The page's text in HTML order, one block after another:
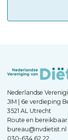
Nederlandse
JIM | 6e verdieping
3521 AL Utrecht
Route en
bureau@nvdietist.nl
030-634 62 22